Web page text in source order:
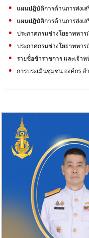
แผนปฏิบัติการด้านการส่งเ
แผนปฏิบัติการด้านการส่งเ
ประกาศกรมช่างโยธาทหา
ประกาศกรมช่างโยธาทหา
รายชื่อข้าราชการ และเจ้
การประเมินชุมชน องค์กร